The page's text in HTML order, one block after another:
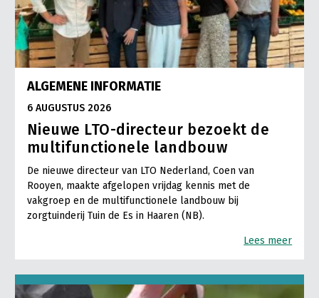
ALGEMENE INFORMATIE
6 AUGUSTUS 2026
Nieuwe LTO-directeur bezoekt de
multifunctionele landbouw
De nieuwe directeur van LTO Nederland, Coen van
Rooyen, maakte afgelopen vrijdag kennis met de
vakgroep en de multifunctionele landbouw bij
zorgtuinderij Tuin de Es in Haaren (NB).
Lees meer